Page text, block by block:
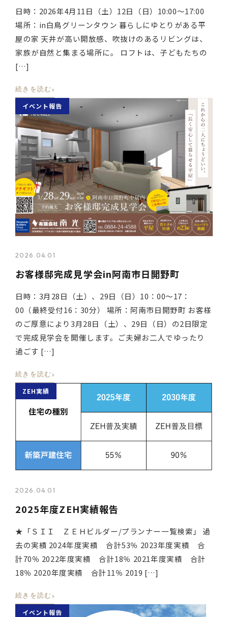
日時：2026年4月11日（土）12日（日）10:00～17:00
場所：in白鳥グリーンタウン 暮らしにゆとりがある平
屋の家 天井が高い開放感、吹抜けのあるリビングは、
家族が自然と集まる場所に。 ロフトは、子どもたちの
[…]
続きを読む ›
イベント報告
2026.04.01
お客様邸完成見学会in阿南市日開野町
日時：3月28日（土）、29日（日）10：00～17：
00（最終受付16：30分） 場所：阿南市日開野町 お客様
のご厚意により3月28日（土）、29日（日）の2日限定
で完成見学会を開催します。ご夫婦お二人でゆったり
過ごす […]
続きを読む ›
ZEH実績
2026.04.01
2025年度ZEH実績報告
★「ＳＩＩ ＺＥＨビルダー/プランナー一覧検索」 過
去の実績 2024年度実績 合計53％ 2023年度実績 合
計70％ 2022年度実績 合計18％ 2021年度実績 合計
18％ 2020年度実績 合計11％ 2019 […]
続きを読む ›
イベント報告